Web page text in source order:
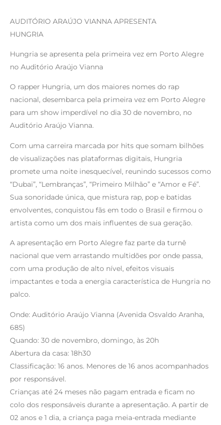
AUDITÓRIO ARAÚJO VIANNA APRESENTA
HUNGRIA
Hungria se apresenta pela primeira vez em Porto Alegre
no Auditório Araújo Vianna
O rapper Hungria, um dos maiores nomes do rap
nacional, desembarca pela primeira vez em Porto Alegre
para um show imperdível no dia 30 de novembro, no
Auditório Araújo Vianna.
Com uma carreira marcada por hits que somam bilhões
de visualizações nas plataformas digitais, Hungria
promete uma noite inesquecível, reunindo sucessos como
“Dubai”, “Lembranças”, “Primeiro Milhão” e “Amor e Fé”.
Sua sonoridade única, que mistura rap, pop e batidas
envolventes, conquistou fãs em todo o Brasil e firmou o
artista como um dos mais influentes de sua geração.
A apresentação em Porto Alegre faz parte da turnê
nacional que vem arrastando multidões por onde passa,
com uma produção de alto nível, efeitos visuais
impactantes e toda a energia característica de Hungria no
palco.
Onde: Auditório Araújo Vianna (Avenida Osvaldo Aranha,
685)
Quando: 30 de novembro, domingo, às 20h
Abertura da casa: 18h30
Classificação: 16 anos. Menores de 16 anos acompanhados
por responsável.
Crianças até 24 meses não pagam entrada e ficam no
colo dos responsáveis durante a apresentação. A partir de
02 anos e 1 dia, a criança paga meia-entrada mediante